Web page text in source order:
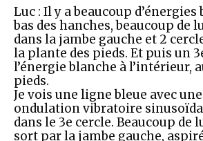
Luc : Il y a beaucoup
bas des hanches, beaucoup de
dans la jambe gauche et 2
la plante des pieds. Et puis un
l’énergie blanche à l’intérieur,
pieds.
Je vois une ligne bleue avec
ondulation vibratoire
dans le 3e cercle. Beaucoup de
sort par la jambe gauche,